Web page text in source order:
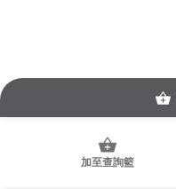
加至查詢籃